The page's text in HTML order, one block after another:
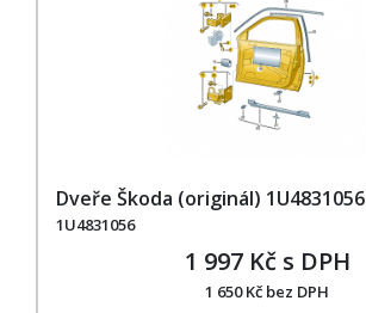
Dveře Škoda (originál) 1U4831056
1U4831056
1 997 Kč s DPH
1 650 Kč bez DPH